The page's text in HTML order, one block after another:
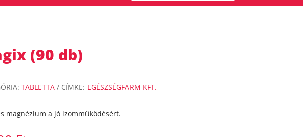
(90 db)
TABLETTA CÍMKE: EGÉSZSÉGFARM KFT.
magnézium a jó izomműködésért.